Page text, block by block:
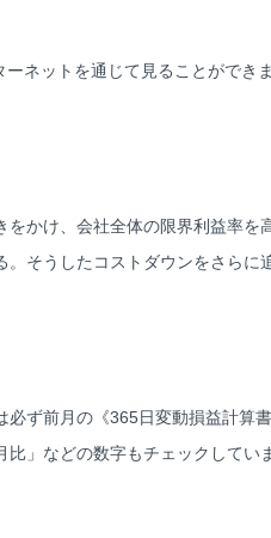
ネットを通じて見ることができ
かけ、会社全体の限界利益率を
そうしたコストダウンをさらに
ず前月の《365日変動損益計算
」などの数字もチェックしてい